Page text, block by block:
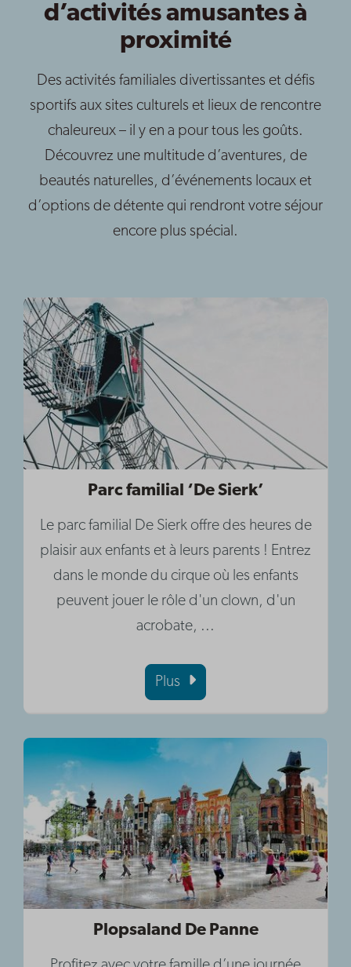
d’activités amusantes à
proximité
Des activités familiales divertissantes et défis
sportifs aux sites culturels et lieux de rencontre
chaleureux – il y en a pour tous les goûts.
Découvrez une multitude d’aventures, de
beautés naturelles, d’événements locaux et
d’options de détente qui rendront votre séjour
encore plus spécial.
Parc familial ‘De Sierk’
Le parc familial De Sierk offre des heures de
plaisir aux enfants et à leurs parents ! Entrez
dans le monde du cirque où les enfants
peuvent jouer le rôle d'un clown, d'un
acrobate, ...
Plus
Plopsaland De Panne